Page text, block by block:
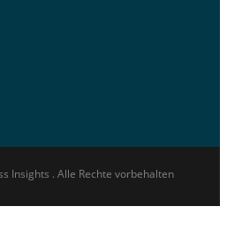
Insights . Alle Rechte vorbehalten